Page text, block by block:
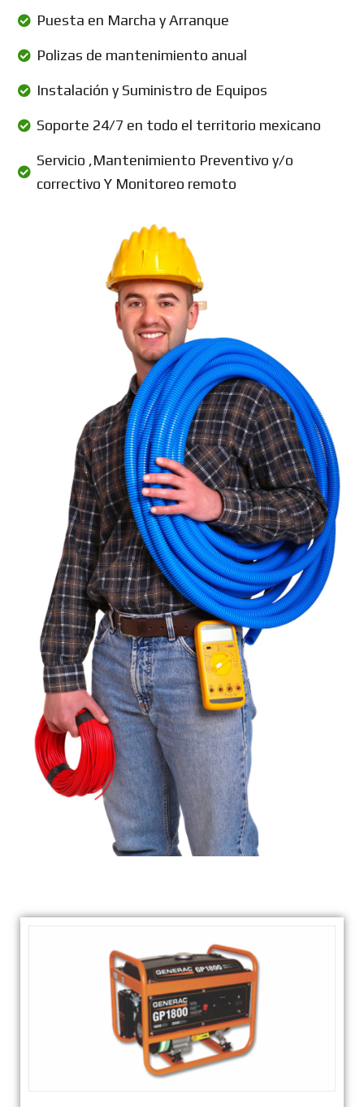
Puesta en Marcha y Arranque
Polizas de mantenimiento anual
Instalación y Suministro de Equipos
Soporte 24/7 en todo el territorio mexicano
Servicio ,Mantenimiento Preventivo y/o
correctivo Y Monitoreo remoto